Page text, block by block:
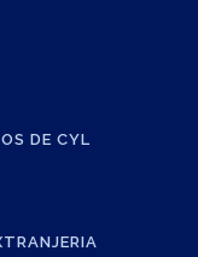
DE CYL